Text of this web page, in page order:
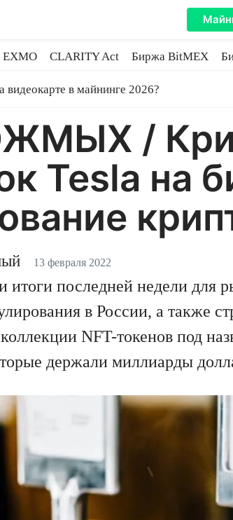
CLARITY Act Биржа BitMEX
видеокарте в майнинге 2026?
/
Tesla на
13 февраля 2022
итоги последней недели для
в России, а также
NFT-токенов под
держали миллиарды